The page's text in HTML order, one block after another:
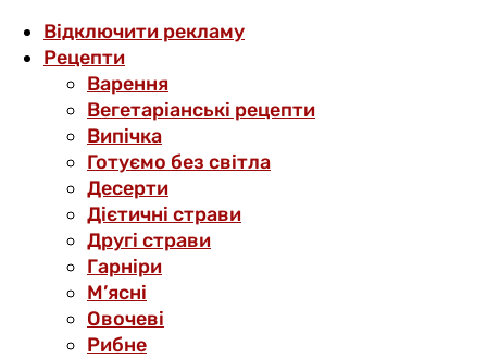
Відключити рекламу
Рецепти
Варення
Вегетаріанські рецепти
Випічка
Готуємо без світла
Десерти
Дієтичні страви
Другі страви
Гарніри
М’ясні
Овочеві
Рибне